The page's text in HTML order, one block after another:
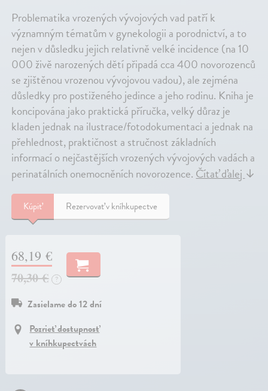
Problematika vrozených vývojových vad patří k
významným tématům v gynekologii a porodnictví, a to
nejen v důsledku jejich relativně velké incidence (na 10
000 živě narozených dětí připadá cca 400 novorozenců
se zjištěnou vrozenou vývojovou vadou), ale zejména
důsledky pro postiženého jedince a jeho rodinu. Kniha je
koncipována jako praktická příručka, velký důraz je
kladen jednak na ilustrace/fotodokumentaci a jednak na
přehlednost, praktičnost a stručnost základních
informací o nejčastějších vrozených vývojových vadách a
perinatálních onemocněních novorozence.Čítať ďalej↓
Kúpiť Rezervovať v kníhkupectve
68,19 €
70,30 €
?
Zasielame do 12 dní
Pozrieť dostupnosť
v kníhkupectvách